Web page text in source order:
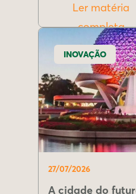
Ler matéria
completa
INOVAÇÃO
27/07/2026
A cidade do